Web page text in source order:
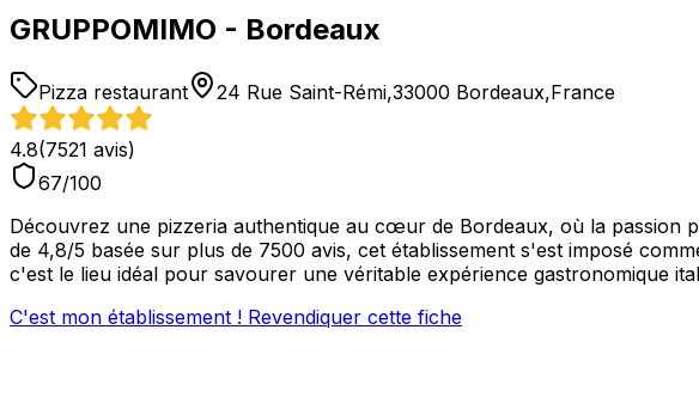
GRUPPOMIMO - Bordeaux
Pizza restaurant 24 Rue Saint-Rémi,33000 Bordeaux,France
4.8(7521 avis)
67/100
Découvrez une pizzeria authentique au cœur de Bordeaux, où la passion
de 4,8/5 basée sur plus de 7500 avis, cet établissement s'est imposé
c'est le lieu idéal pour savourer une véritable expérience gastronomique
C'est mon établissement ! Revendiquer cette fiche